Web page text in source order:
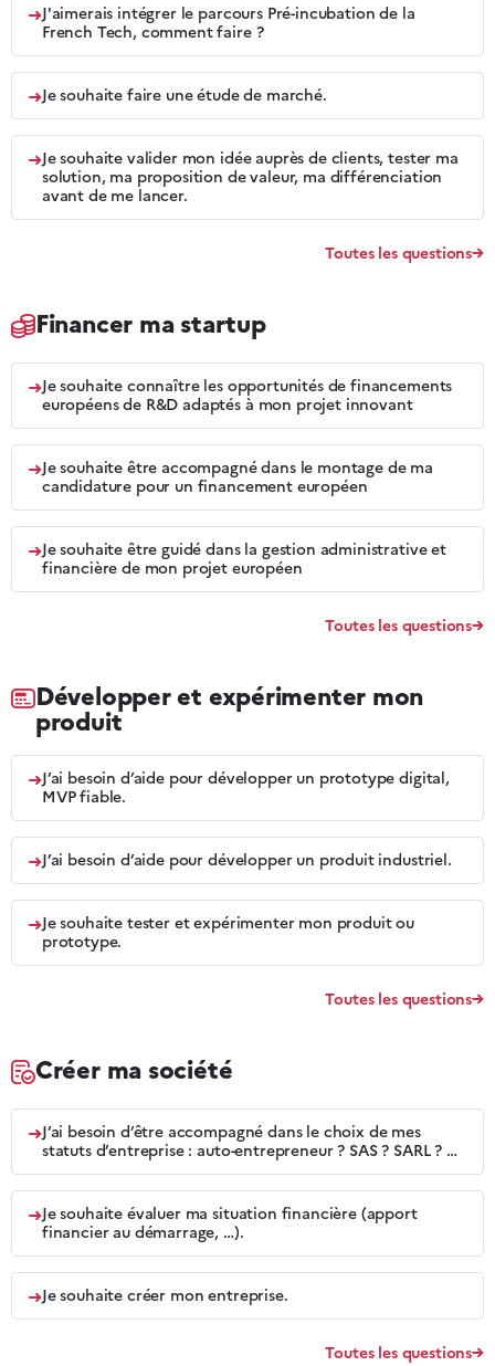
➜J'aimerais intégrer le parcours Pré-incubation de la
French Tech, comment faire ?
➜Je souhaite faire une étude de marché.
➜Je souhaite valider mon idée auprès de clients, tester ma
solution, ma proposition de valeur, ma différenciation
avant de me lancer.
Toutes les questions
Financer ma startup
➜Je souhaite connaître les opportunités de financements
européens de R&D adaptés à mon projet innovant
➜Je souhaite être accompagné dans le montage de ma
candidature pour un financement européen
➜Je souhaite être guidé dans la gestion administrative et
financière de mon projet européen
Toutes les questions
Développer et expérimenter mon
produit
➜J’ai besoin d’aide pour développer un prototype digital,
MVP fiable.
➜J’ai besoin d’aide pour développer un produit industriel.
➜Je souhaite tester et expérimenter mon produit ou
prototype.
Toutes les questions
Créer ma société
➜J’ai besoin d’être accompagné dans le choix de mes
statuts d’entreprise : auto-entrepreneur ? SAS ? SARL ? …
➜Je souhaite évaluer ma situation financière (apport
financier au démarrage, …).
➜Je souhaite créer mon entreprise.
Toutes les questions